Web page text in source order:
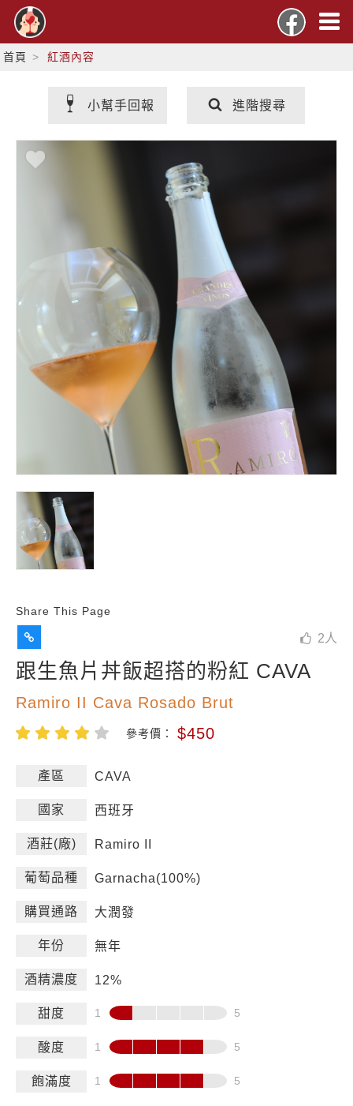
首頁 紅酒內容
小幫手回報 進階搜尋
Share This Page
2 人
跟生魚片丼飯超搭的粉紅 CAVA
Ramiro II Cava Rosado Brut
參考價： $450
產區 CAVA
國家 西班牙
酒莊(廠) Ramiro II
葡萄品種 Garnacha(100%)
購買通路 大潤發
年份 無年
酒精濃度 12%
甜度
酸度
飽滿度